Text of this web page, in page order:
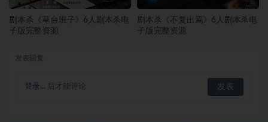
剧本杀《草台班子》6人剧本杀电
子版完整资源
剧本杀《不复出焉》6人剧本杀电
子版完整资源
登录... 后才能评论